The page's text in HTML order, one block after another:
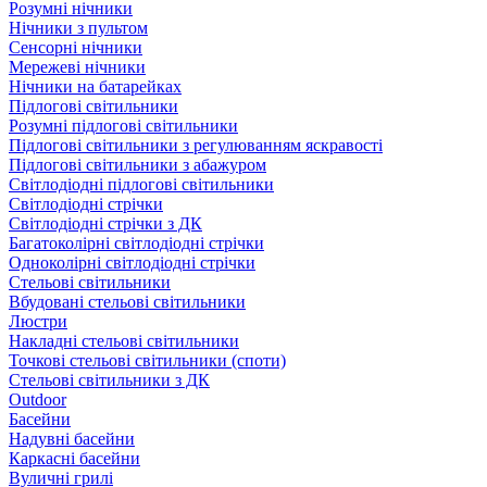
Розумні нічники
Нічники з пультом
Сенсорні нічники
Мережеві нічники
Нічники на батарейках
Підлогові світильники
Розумні підлогові світильники
Підлогові світильники з регулюванням яскравості
Підлогові світильники з абажуром
Світлодіодні підлогові світильники
Світлодіодні стрічки
Світлодіодні стрічки з ДК
Багатоколірні світлодіодні стрічки
Одноколірні світлодіодні стрічки
Стельові світильники
Вбудовані стельові світильники
Люстри
Накладні стельові світильники
Точкові стельові світильники (споти)
Стельові світильники з ДК
Outdoor
Басейни
Надувні басейни
Каркасні басейни
Вуличні грилі